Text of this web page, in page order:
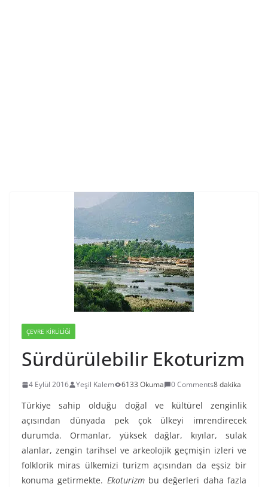
ÇEVRE KIRLILIĞI
Sürdürülebilir Ekoturizm
4 Eylül 2016 Yeşil Kalem 6133 Okuma 0 Comments8 dakika
Türkiye sahip olduğu doğal ve kültürel zenginlik
açısından dünyada pek çok ülkeyi imrendirecek
durumda. Ormanlar, yüksek dağlar, kıyılar, sulak
alanlar, zengin tarihsel ve arkeolojik geçmişin izleri ve
folklorik miras ülkemizi turizm açısından da eşsiz bir
konuma getirmekte. Ekoturizmbu değerleri daha fazla